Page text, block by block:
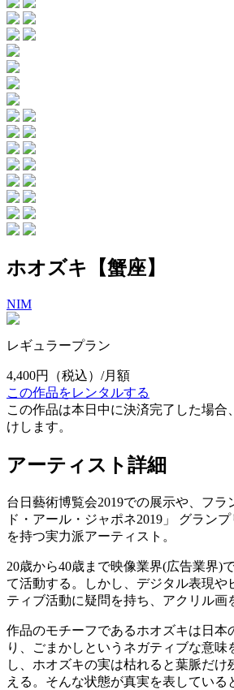
ホオズキ【蟹座】
NIM
レギュラープラン
4,400円
（税込）/月額
この作品をレンタルする
この作品は本日中に決済完了した場合、
けします。
アーティスト詳細
台日藝術博覧会2019での展示や、フラ
ド・アール・ジャポネ2019」 グラン
を持つ実力派アーティスト。
20歳から40歳まで映像業界(広告業界)
て活動する。しかし、デジタル表現や
ティブ活動に疑問を持ち、アクリル画
作品のモチーフであるホオズキは⽇本
り、ごまかしというネガティブな意味
し、ホオズキの実は枯れると葉脈だけ
える。そんな状態が真実を表してい